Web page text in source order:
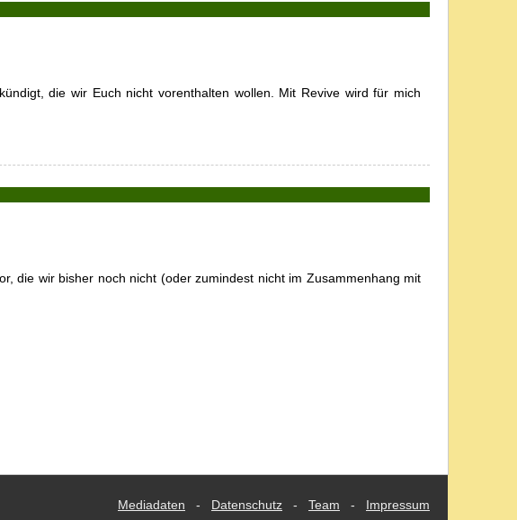
die wir Euch nicht vorenthalten wollen. Mit Revive wird für mich
die wir bisher noch nicht (oder zumindest nicht im Zusammenhang mit
Mediadaten - Datenschutz - Team - Impressum